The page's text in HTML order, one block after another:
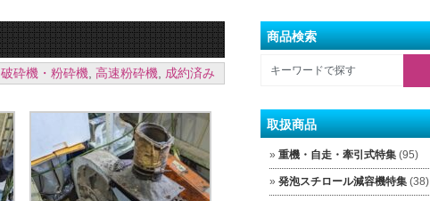
破砕機・粉砕機,高速粉砕機, 成約済み
商品検索
取扱商品
重機・自走・牽引式特集(95)
発泡スチロール減容機特集(38)